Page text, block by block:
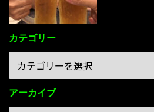
カテゴリー
アーカイブ